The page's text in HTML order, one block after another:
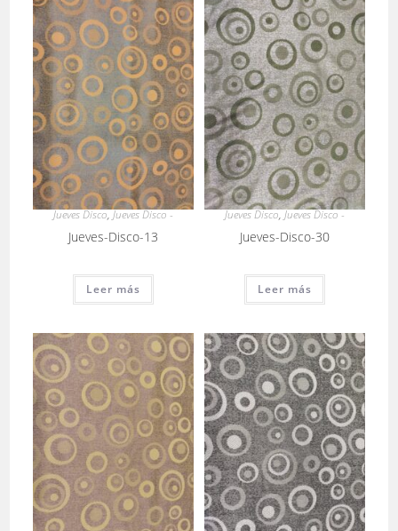
Jueves Disco,Jueves Disco -
Jueves-Disco-13
Leer más
Jueves Disco,Jueves Disco -
Jueves-Disco-30
Leer más